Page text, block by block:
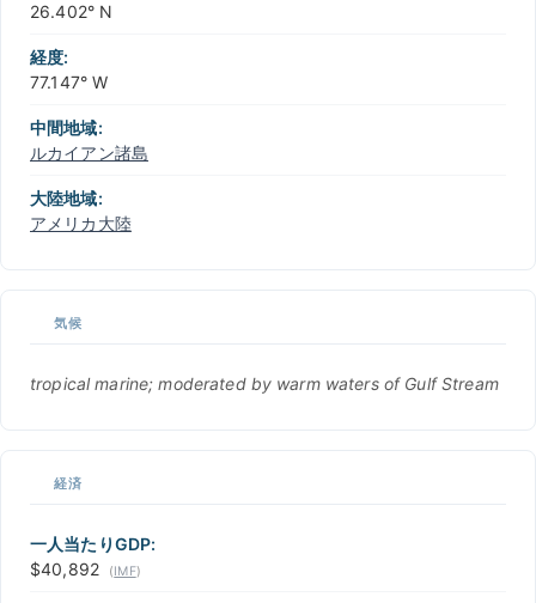
26.402° N
経度:
77.147° W
中間地域:
ルカイアン諸島
大陸地域:
アメリカ大陸
気候
tropical marine; moderated by warm waters of Gulf Stream
経済
一人当たりGDP:
$40,892
(IMF)